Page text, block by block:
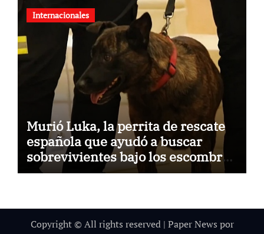
Internacionales
Murió Luka, la perrita de rescate
española que ayudó a buscar
sobrevivientes bajo los escombros
tras los terremotos
Copyright © All rights reserved | Paper News por